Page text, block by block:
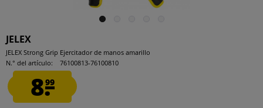
JELEX
JELEX Strong Grip Ejercitador de manos amarillo
N.° del artículo:
76100813-76100810
8.99